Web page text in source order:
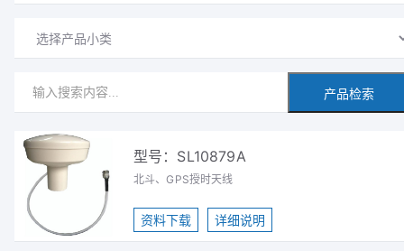
产品检索
型号：SL10879A
北斗、GPS授时天线
资料下载 详细说明